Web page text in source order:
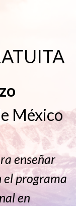
México
enseñar
el programa
en